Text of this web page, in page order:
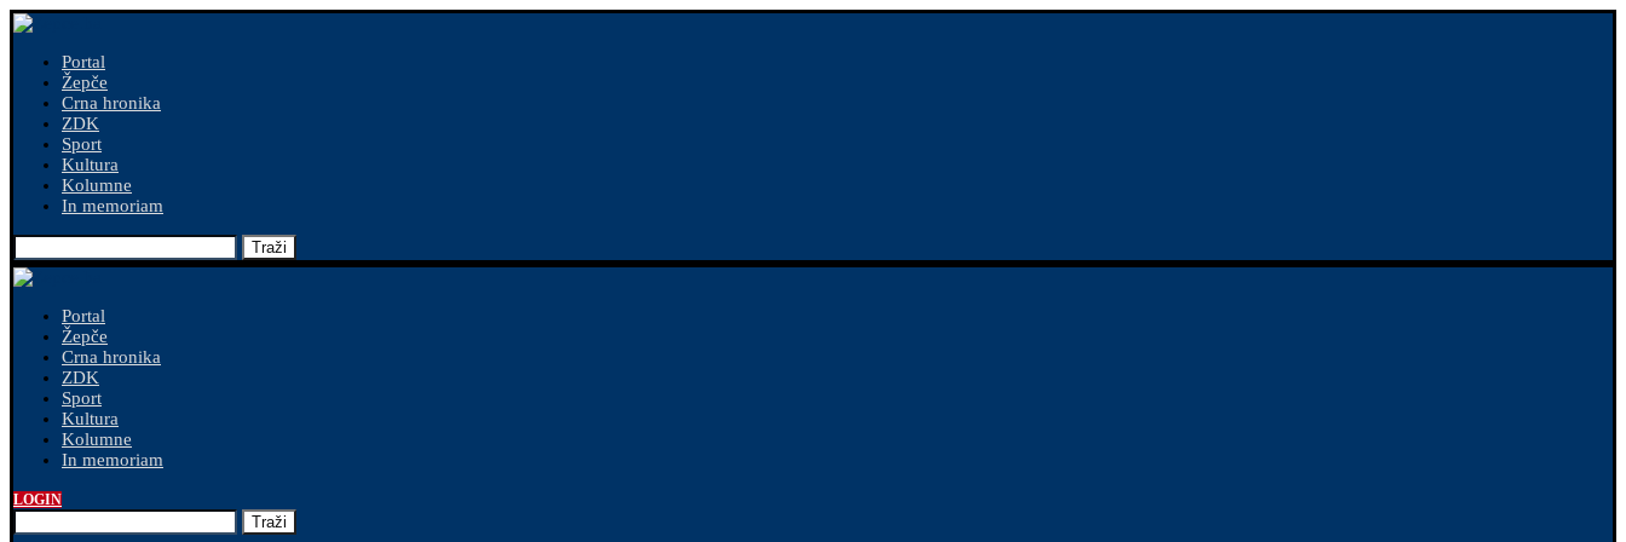
Portal
Žepče
Crna hronika
ZDK
Sport
Kultura
Kolumne
In memoriam
Traži
Portal
Žepče
Crna hronika
ZDK
Sport
Kultura
Kolumne
In memoriam
LOGIN
Traži